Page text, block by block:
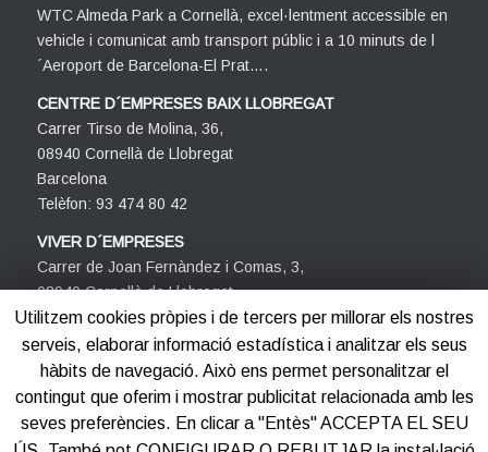
WTC Almeda Park a Cornellà, excel·lentment accessible en
vehicle i comunicat amb transport públic i a 10 minuts de l
´Aeroport de Barcelona-El Prat….
CENTRE D´EMPRESES BAIX LLOBREGAT
Carrer Tirso de Molina, 36,
08940 Cornellà de Llobregat
Barcelona
Telèfon: 93 474 80 42
VIVER D´EMPRESES
Carrer de Joan Fernàndez i Comas, 3,
08940 Cornellà de Llobregat
Barcelona
Telèfon: 93 474 80 42
Utilitzem cookies pròpies i de tercers per millorar els nostres
serveis, elaborar informació estadística i analitzar els seus
hàbits de navegació. Això ens permet personalitzar el
contingut que oferim i mostrar publicitat relacionada amb les
seves preferències. En clicar a "Entès" ACCEPTA EL SEU